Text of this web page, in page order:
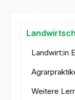
Landwirt:in
Weitere